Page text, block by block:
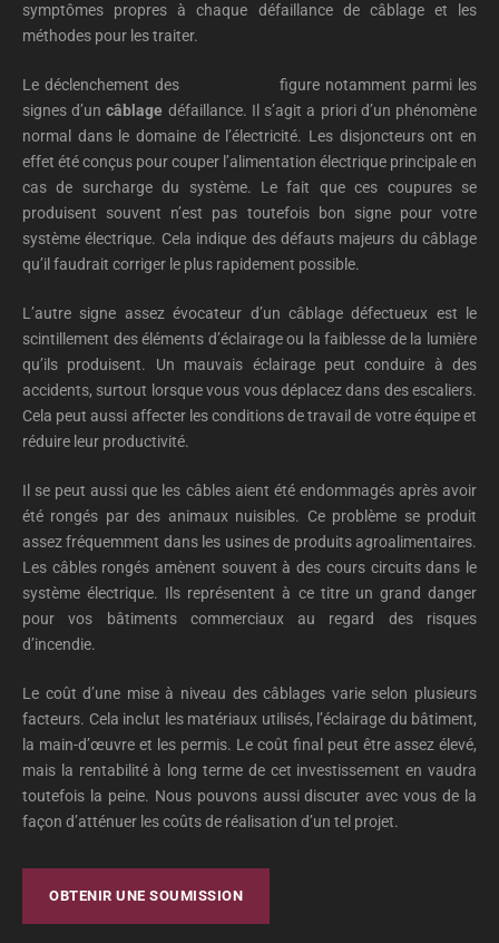
symptômes propres à chaque défaillance de câblage et les
méthodes pour les traiter.
Le déclenchement des
figure notamment parmi les
signes d’uncâblage défaillance. Il s’agit a priori d’un phénomène
normal dans le domaine de l’électricité. Les disjoncteurs ont en
effet été conçus pour couper l’alimentation électrique principale en
cas de surcharge du système. Le fait que ces coupures se
produisent souvent n’est pas toutefois bon signe pour votre
système électrique. Cela indique des défauts majeurs du câblage
qu’il faudrait corriger le plus rapidement possible.
L’autre signe assez évocateur d’un câblage défectueux est le
scintillement des éléments d’éclairage ou la faiblesse de la lumière
qu’ils produisent. Un mauvais éclairage peut conduire à des
accidents, surtout lorsque vous vous déplacez dans des escaliers.
Cela peut aussi affecter les conditions de travail de votre équipe et
réduire leur productivité.
Il se peut aussi que les câbles aient été endommagés après avoir
été rongés par des animaux nuisibles. Ce problème se produit
assez fréquemment dans les usines de produits agroalimentaires.
Les câbles rongés amènent souvent à des cours circuits dans le
système électrique. Ils représentent à ce titre un grand danger
pour vos bâtiments commerciaux au regard des risques
d’incendie.
Le coût d’une mise à niveau des câblages varie selon plusieurs
facteurs. Cela inclut les matériaux utilisés, l’éclairage du bâtiment,
la main-d’œuvre et les permis. Le coût final peut être assez élevé,
mais la rentabilité à long terme de cet investissement en vaudra
toutefois la peine. Nous pouvons aussi discuter avec vous de la
façon d’atténuer les coûts de réalisation d’un tel projet.
OBTENIR UNE SOUMISSION